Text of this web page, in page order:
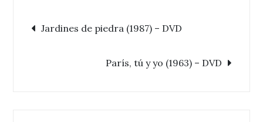
Navegación
Jardines de piedra (1987) – DVD
París, tú y yo (1963) – DVD